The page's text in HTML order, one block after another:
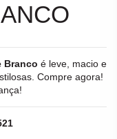
Branco é leve, macio e
Compre agora!